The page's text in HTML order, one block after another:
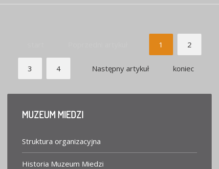
1 2
3 4 Następny artykuł koniec
MUZEUM MIEDZI
Struktura organizacyjna
Historia Muzeum Miedzi